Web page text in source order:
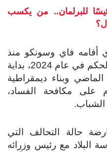
للبرلمان.. من يكسب
فاي وسونكو منذ
وصول حزب “باستيف” إلى الحكم في عام 2024، بداية
وبناء ديمقراطية
مكافحة الفساد،
حالة التحالف التي
مع رئيس وزرائه